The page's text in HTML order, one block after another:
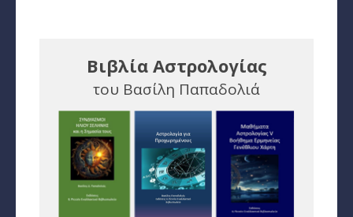
Μαθήματα Αστρολογίας
Ταρώ, Μεταφυσική, κ.α.
Πλανητική Ενημέρωση (αρχείο)
Βιβλία Αστρολογίας
του Βασίλη Παπαδολιά